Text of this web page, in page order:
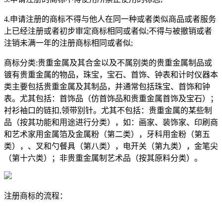
4.申请注册的商标不得与他人在同一种或者类似商品或者服务
上已经注册或者初步审定商标相同或者似;不得与被撤销或者
注销未满一年的注册商标相同或者似;
商标分类:贵重金属及其合金以及不属别类的贵重金属制品或
镀有贵重金属的物品，珠宝，宝石、首饰、钟表和计时仪器本
类主要包括贵重金属及其制品，并通常包括珠宝、首饰和钟
表。尤其包括：首饰品（仿首饰品和贵重金属首饰及宝石）；
衬衫袖口的链扣,领带别针。尤其不包括：贵重金属的某些制
品（按其功能和用途进行分类），如：画家、装饰家、印刷商
和艺术家用金属箔及金属粉（第二类），牙科用金粉（第五
类），、叉和勺餐具（第八类），电开关（第九类），金笔尖
（第十六类）；非贵重金属制艺术品（按其原料分类）。
注册商标的流程：